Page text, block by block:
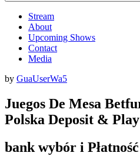
Stream
About
Upcoming Shows
Contact
Media
Posted
by GuaUserWa5
Juegos De Mesa
Polska Deposit & Play
bank wybór i